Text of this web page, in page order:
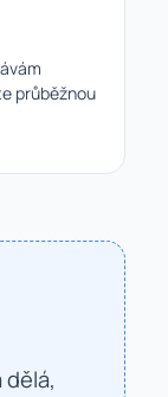
průběžnou